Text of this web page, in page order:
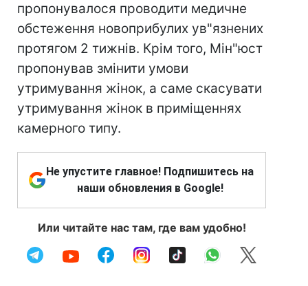
пропонувалося проводити медичне
обстеження новоприбулих ув"язнених
протягом 2 тижнів. Крім того, Мін"юст
пропонував змінити умови
утримування жінок, а саме скасувати
утримування жінок в приміщеннях
камерного типу.
Не упустите главное! Подпишитесь на
наши обновления в Google!
Или читайте нас там, где вам удобно!